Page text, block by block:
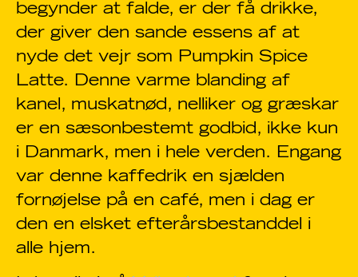
begynder at falde, er der få drikke,
der giver den sande essens af at
nyde det vejr som Pumpkin Spice
Latte. Denne varme blanding af
kanel, muskatnød, nelliker og græskar
er en sæsonbestemt godbid, ikke kun
i Danmark, men i hele verden. Engang
var denne kaffedrik en sjælden
fornøjelse på en café, men i dag er
den en elsket efterårsbestanddel i
alle hjem.